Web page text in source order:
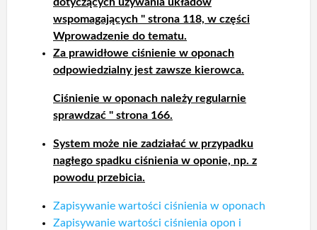
dotyczących używania układów
wspomagających " strona 118, w części
Wprowadzenie do tematu.
Za prawidłowe ciśnienie w oponach
odpowiedzialny jest zawsze kierowca.
Ciśnienie w oponach należy regularnie
sprawdzać " strona 166.
System może nie zadziałać w przypadku
nagłego spadku ciśnienia w oponie, np. z
powodu przebicia.
Zapisywanie wartości ciśnienia w oponach
Zapisywanie wartości ciśnienia opon i